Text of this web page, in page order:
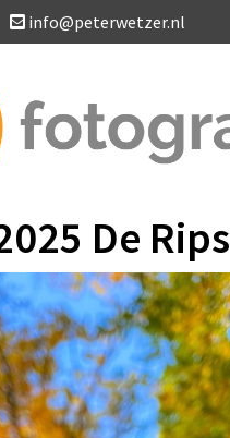
info@peterwetzer.nl
De Rips